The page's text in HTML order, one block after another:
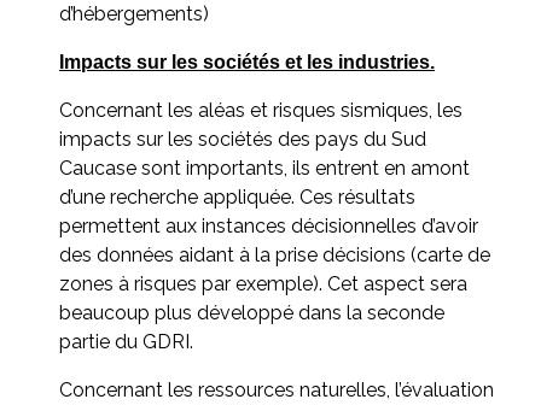
d’hébergements)
Impacts sur les sociétés et les industries.
Concernant les aléas et risques sismiques, les
impacts sur les sociétés des pays du Sud
Caucase sont importants, ils entrent en amont
d’une recherche appliquée. Ces résultats
permettent aux instances décisionnelles d’avoir
des données aidant à la prise décisions (carte de
zones à risques par exemple). Cet aspect sera
beaucoup plus développé dans la seconde
partie du GDRI.
Concernant les ressources naturelles, l’évaluation